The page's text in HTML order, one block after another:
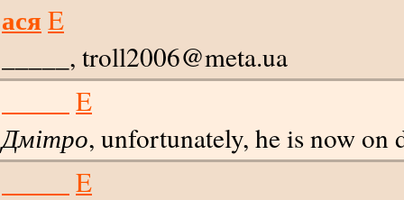
ася E
, troll2006@meta.ua
E
Дмітро, unfortunately, he is now on
E